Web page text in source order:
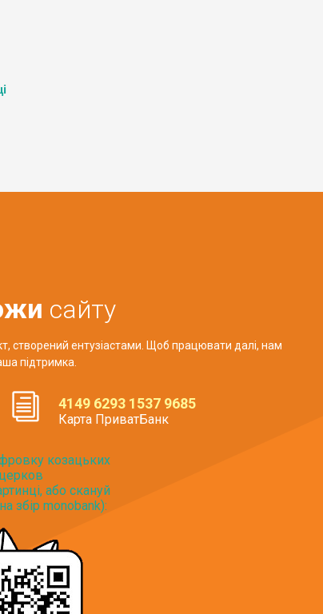
сайту
створений ентузіастами. Щоб працювати далі, нам
підтримка.
4149 6293 1537 9685
Карта ПриватБанк
козацьких
церков
або скануй
збір monobank):